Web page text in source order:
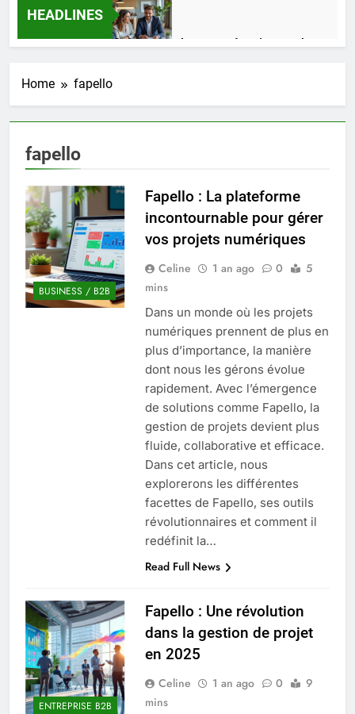
HEADLINES
Guide complet pour réussir un achat
Quel est le salaire de Myriam Seurat en
2025 ?
4 Mois Ago
Okrami : comprendre ses
fonctionnalités clés et avantages
4 Mois Ago
Découvrez notre test d’orientation
gratuit spécialement conçu pour
collégiens et lycéens
4 Mois Ago
Liste complète des marques
rezoactif.com à connaître en 2025
4 Mois Ago
nouvelle guinée : culture et entretien
5 Mois Ago
Quels sont les inconvénients de
l’eucalyptus gunnii pour votre jardin
Home fapello
fapello
BUSINESS / B2B
Fapello : La plateforme
incontournable pour gérer
vos projets numériques
Celine 1 an ago 0
5
mins
Dans un monde où les projets
numériques prennent de plus en
plus d’importance, la manière
dont nous les gérons évolue
rapidement. Avec l’émergence
de solutions comme Fapello, la
gestion de projets devient plus
fluide, collaborative et efficace.
Dans cet article, nous
explorerons les différentes
facettes de Fapello, ses outils
révolutionnaires et comment il
redéfinit la…
Read Full News
ENTREPRISE B2B
Fapello : Une révolution
dans la gestion de projet
en 2025
Celine 1 an ago 0
9
mins